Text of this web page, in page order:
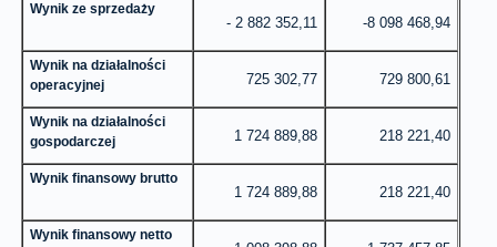
Wynik ze sprzedaży
- 2 882 352,11 -8 098 468,94
Wynik na działalności
operacyjnej
725 302,77 729 800,61
Wynik na działalności
gospodarczej
1 724 889,88 218 221,40
Wynik finansowy brutto
1 724 889,88 218 221,40
Wynik finansowy netto